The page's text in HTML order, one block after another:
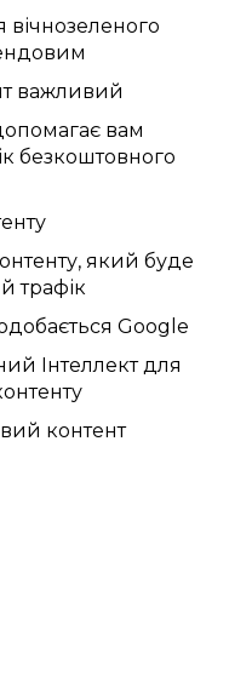
важливий
вам
безкоштовного
який буде
трафік
Google
Інтеллект для
контент